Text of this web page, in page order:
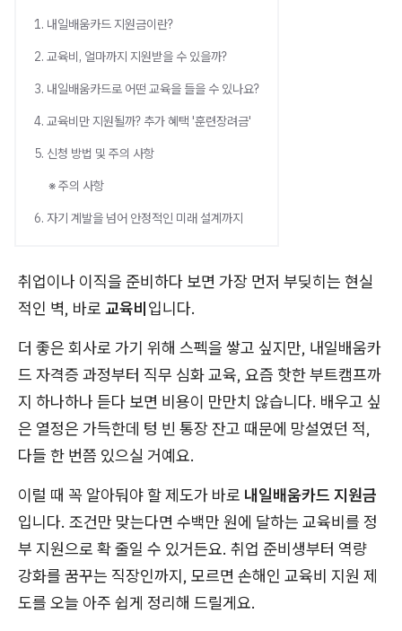
1. 내일배움카드 지원금이란?
2. 교육비, 얼마까지 지원받을 수 있을까?
3. 내일배움카드로 어떤 교육을 들을 수 있나요?
4. 교육비만 지원될까? 추가 혜택 '훈련장려금'
5. 신청 방법 및 주의 사항
※ 주의 사항
6. 자기 계발을 넘어 안정적인 미래 설계까지
취업이나 이직을 준비하다 보면 가장 먼저 부딪히는 현실
적인 벽, 바로 교육비입니다.
더 좋은 회사로 가기 위해 스펙을 쌓고 싶지만, 내일배움카
드 자격증 과정부터 직무 심화 교육, 요즘 핫한 부트캠프까
지 하나하나 듣다 보면 비용이 만만치 않습니다. 배우고 싶
은 열정은 가득한데 텅 빈 통장 잔고 때문에 망설였던 적,
다들 한 번쯤 있으실 거예요.
이럴 때 꼭 알아둬야 할 제도가 바로 내일배움카드 지원금
입니다. 조건만 맞는다면 수백만 원에 달하는 교육비를 정
부 지원으로 확 줄일 수 있거든요. 취업 준비생부터 역량
강화를 꿈꾸는 직장인까지, 모르면 손해인 교육비 지원 제
도를 오늘 아주 쉽게 정리해 드릴게요.